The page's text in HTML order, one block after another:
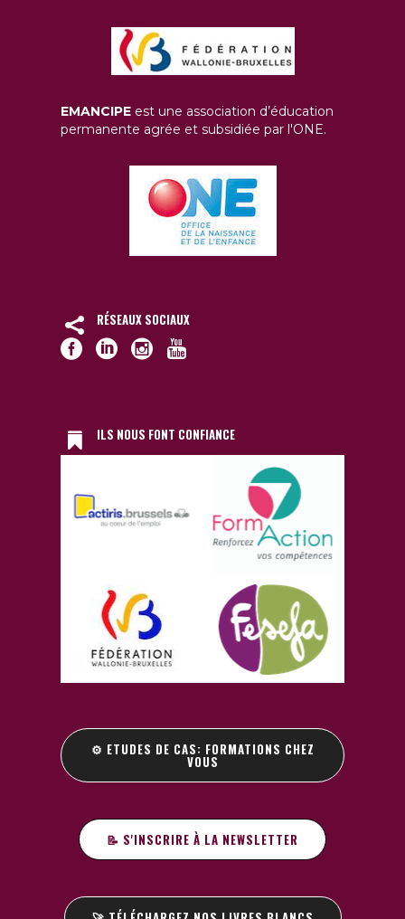
EMANCIPE est une association d’éducation
permanente agrée et subsidiée par l'ONE.
RÉSEAUX SOCIAUX
ILS NOUS FONT CONFIANCE
⚙️ ETUDES DE CAS: FORMATIONS CHEZ
VOUS
📝 S'INSCRIRE À LA NEWSLETTER